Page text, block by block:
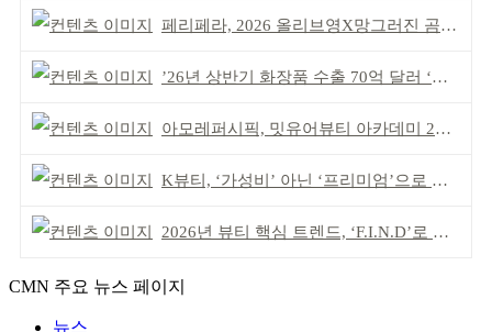
페리페라, 2026 올리브영X망그러진 곰 콜라보
’26년 상반기 화장품 수출 70억 달러 ‘역대 최고’
아모레퍼시픽, 밋유어뷰티 아카데미 2기 발대식
K뷰티, ‘가성비’ 아닌 ‘프리미엄’으로 승부걸어야
2026년 뷰티 핵심 트렌드, ‘F.I.N.D’로 읽는다
CMN 주요 뉴스 페이지
뉴스